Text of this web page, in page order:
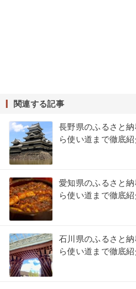
関連する記事
長野県のふるさと
ら使い道まで徹底紹
愛知県のふるさと
ら使い道まで徹底紹
石川県のふるさと
ら使い道まで徹底紹